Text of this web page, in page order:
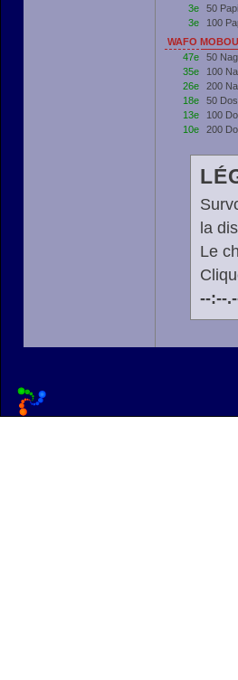
3e
50
3e
100
WAFO
47e
50
35e
100
26e
200
18e
50
13e
100
10e
200
la
Le
--:--